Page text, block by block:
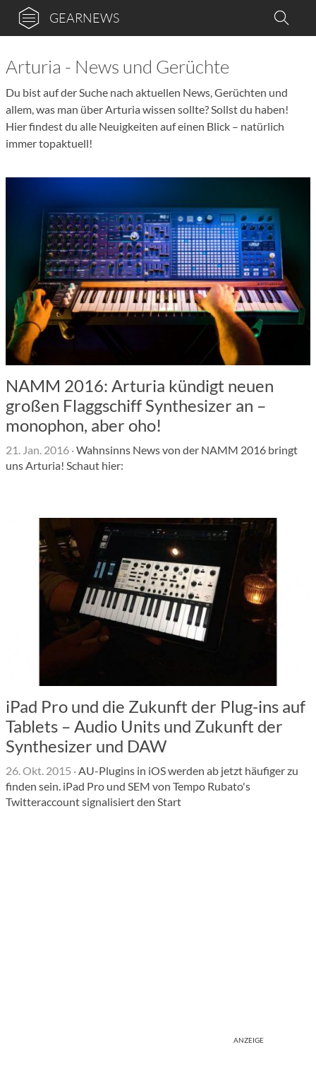
GEARNEWS
Arturia - News und Gerüchte
Du bist auf der Suche nach aktuellen News, Gerüchten und
allem, was man über Arturia wissen sollte? Sollst du haben!
Hier findest du alle Neuigkeiten auf einen Blick – natürlich
immer topaktuell!
NAMM 2016: Arturia kündigt neuen
großen Flaggschiff Synthesizer an –
monophon, aber oho!
21. Jan. 2016 ·Wahnsinns News von der NAMM 2016 bringt
uns Arturia! Schaut hier:
iPad Pro und die Zukunft der Plug-ins auf
Tablets – Audio Units und Zukunft der
Synthesizer und DAW
26. Okt. 2015 ·AU-Plugins in iOS werden ab jetzt häufiger zu
finden sein. iPad Pro und SEM von Tempo Rubato's
Twitteraccount signalisiert den Start
ANZEIGE